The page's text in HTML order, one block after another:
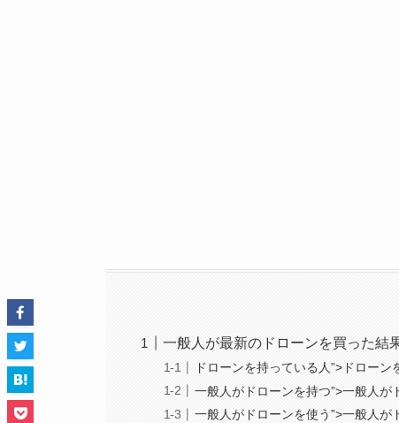
一般人が最新のドローンを買った結
ドローンを持っている人”>ドローン
一般人がドローンを持つ”>一般人が
一般人がドローンを使う”>一般人が